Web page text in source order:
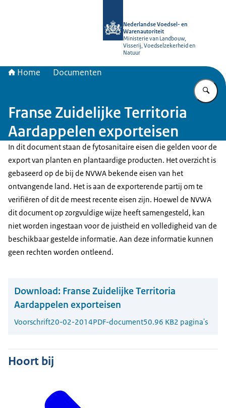
Nederlandse Voedsel- en
Warenautoriteit
Ministerie van Landbouw,
Visserij, Voedselzekerheid en
Natuur
Home Documenten
Franse Zuidelijke Territoria
Aardappelen exporteisen
In dit document staan de fytosanitaire eisen die gelden voor de
export van planten en plantaardige producten. Het overzicht is
gebaseerd op de bij de NVWA bekende eisen van het
ontvangende land. Het is aan de exporterende partij om te
verifiëren of dit de meest recente eisen zijn. Hoewel de NVWA
dit document op zorgvuldige wijze heeft samengesteld, kan
niet worden ingestaan voor de juistheid en volledigheid van de
beschikbaar gestelde informatie. Aan deze informatie kunnen
geen rechten worden ontleend.
Download: Franse Zuidelijke Territoria
Aardappelen exporteisen
Voorschrift20-02-2014PDF-document50.96 KB2 pagina's
Hoort bij